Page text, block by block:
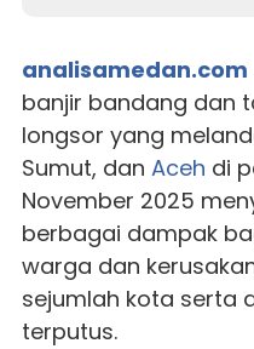
analisamedan.com
banjir bandang dan
longsor yang
Sumut, dan Aceh di
November 2025
berbagai dampak
warga dan
sejumlah kota serta
terputus.